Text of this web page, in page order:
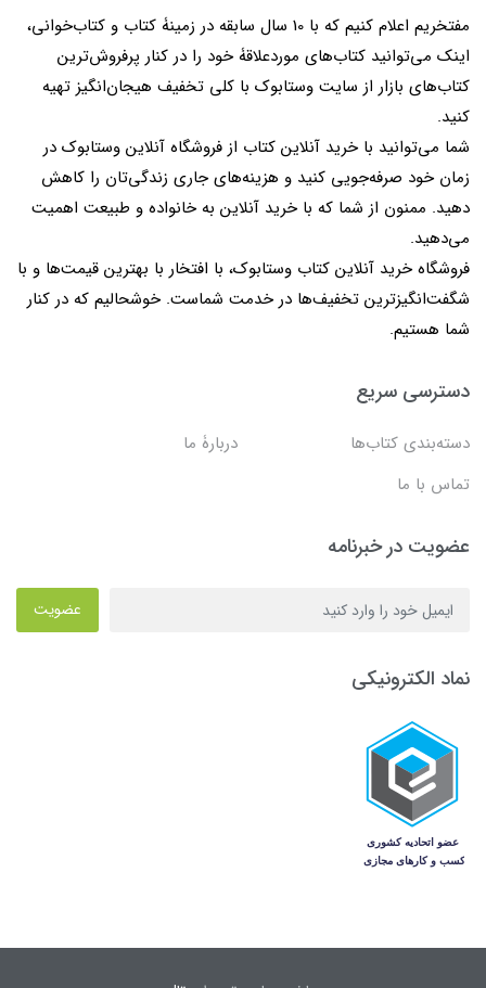
مفتخریم اعلام کنیم که با 10 سال سابقه در زمینۀ کتاب و کتاب‌خوانی،
اینک می‌توانید کتاب‌های موردعلاقۀ خود را در کنار پرفروش‌ترین
کتاب‌های بازار از سایت وستابوک با کلی تخفیف هیجان‌انگیز تهیه
کنید.
شما می‌توانید با خرید آنلاین کتاب از فروشگاه آنلاین وستابوک در
زمان خود صرفه‌جویی کنید و هزینه‌های جاری زندگی‌تان را کاهش
دهید. ممنون از شما که با خرید آنلاین به خانواده و طبیعت اهمیت
می‌دهید.
فروشگاه خرید آنلاین کتاب وستابوک، با افتخار با بهترین قیمت‌ها و با
شگفت‌انگیزترین تخفیف‌ها در خدمت شماست. خوشحالیم که در کنار
شما هستیم.
دسترسی سریع
دسته‌بندی کتاب‌ها
دربارۀ ما
تماس با ما
عضویت در خبرنامه
عضویت
نماد الکترونیکی